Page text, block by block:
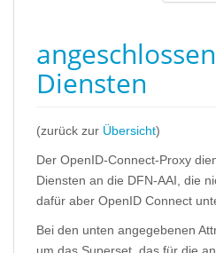
Diensten
(zurück zur Übersicht)
Der OpenID-Connect-Proxy
Diensten an die DFN-AAI, die
dafür aber OpenID Connect
Bei den unten angegebenen